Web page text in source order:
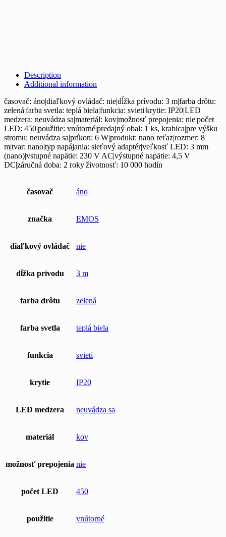
Description
Additional information
časovač: áno|diaľkový ovládač: nie|dĺžka prívodu: 3 m|farba drôtu:
zelená|farba svetla: teplá biela|funkcia: svieti|krytie: IP20|LED
medzera: neuvádza sa|materiál: kov|možnosť prepojenia: nie|počet
LED: 450|použitie: vnútorné|predajný obal: 1 ks, krabica|pre výšku
stromu: neuvádza sa|príkon: 6 W|produkt: nano reťaz|rozmer: 8
m|tvar: nano|typ napájania: sieťový adaptér|veľkosť LED: 3 mm
(nano)|vstupné napätie: 230 V AC|výstupné napätie: 4,5 V
DC|záručná doba: 2 roky|životnosť: 10 000 hodín
časovač áno
značka EMOS
diaľkový ovládač nie
dĺžka prívodu 3 m
farba drôtu zelená
farba svetla teplá biela
funkcia svieti
krytie IP20
LED medzera neuvádza sa
materiál kov
možnosť prepojenia nie
počet LED 450
použitie vnútorné